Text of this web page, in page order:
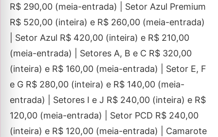
R$ 290,00 (meia-entrada) | Setor Azul Premium
R$ 520,00 (inteira) e R$ 260,00 (meia-entrada)
| Setor Azul R$ 420,00 (inteira) e R$ 210,00
(meia-entrada) | Setores A, B e C R$ 320,00
(inteira) e R$ 160,00 (meia-entrada) | Setor E, F
e G R$ 280,00 (inteira) e R$ 140,00 (meia-
entrada) | Setores I e J R$ 240,00 (inteira) e R$
120,00 (meia-entrada) | Setor PCD R$ 240,00
(inteira) e R$ 120,00 (meia-entrada) | Camarote